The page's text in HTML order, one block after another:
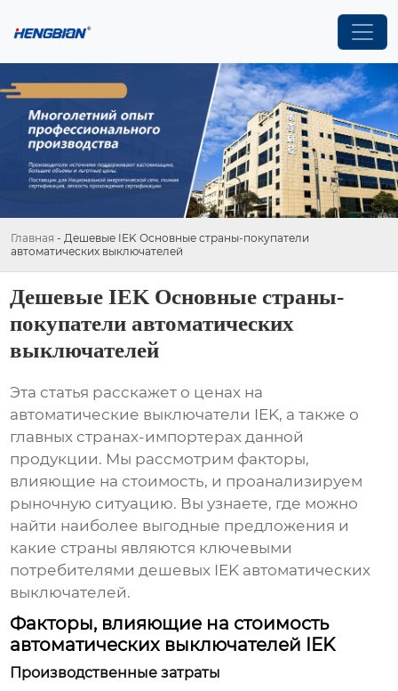
Главная - Дешевые IEK Основные страны-покупатели
автоматических выключателей
Дешевые IEK Основные страны-
покупатели автоматических
выключателей
Эта статья расскажет о ценах на
автоматические выключатели IEK, а также о
главных странах-импортерах данной
продукции. Мы рассмотрим факторы,
влияющие на стоимость, и проанализируем
рыночную ситуацию. Вы узнаете, где можно
найти наиболее выгодные предложения и
какие страны являются ключевыми
потребителямидешевых IEK автоматических
выключателей.
Факторы, влияющие на стоимость
автоматических выключателей IEK
Производственные затраты